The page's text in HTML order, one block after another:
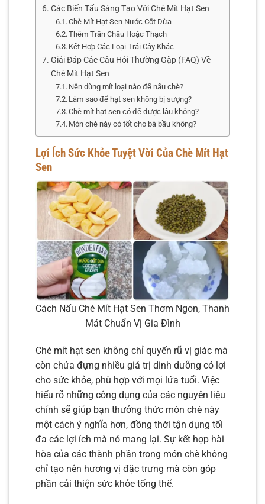
Các Biến Tấu Sáng Tạo Với Chè Mít Hạt Sen
Chè Mít Hạt Sen Nước Cốt Dừa
Thêm Trân Châu Hoặc Thạch
Kết Hợp Các Loại Trái Cây Khác
Giải Đáp Các Câu Hỏi Thường Gặp (FAQ) Về
Chè Mít Hạt Sen
Nên dùng mít loại nào để nấu chè?
Làm sao để hạt sen không bị sượng?
Chè mít hạt sen có để được lâu không?
Món chè này có tốt cho bà bầu không?
Lợi Ích Sức Khỏe Tuyệt Vời Của Chè Mít Hạt
Sen
Cách Nấu Chè Mít Hạt Sen Thơm Ngon, Thanh
Mát Chuẩn Vị Gia Đình
Chè mít hạt sen không chỉ quyến rũ vị giác mà
còn chứa đựng nhiều giá trị dinh dưỡng có lợi
cho sức khỏe, phù hợp với mọi lứa tuổi. Việc
hiểu rõ những công dụng của các nguyên liệu
chính sẽ giúp bạn thưởng thức món chè này
một cách ý nghĩa hơn, đồng thời tận dụng tối
đa các lợi ích mà nó mang lại. Sự kết hợp hài
hòa của các thành phần trong món chè không
chỉ tạo nên hương vị đặc trưng mà còn góp
phần cải thiện sức khỏe tổng thể.